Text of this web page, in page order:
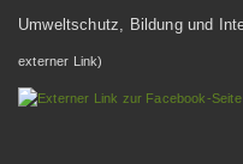
Umweltschutz, Bildung und
externer Link)